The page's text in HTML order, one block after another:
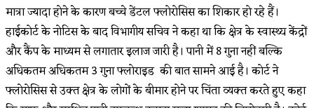
मात्रा ज्यादा होने के कारण बच्चे डेंटल फ्लोरोसिस का शिकार हो रहे हैं।
हाईकोर्ट के नोटिस के बाद विभागीय सचिव ने कहा था कि क्षेत्र के स्वास्थ्य केंद्रों
और कैंप के माध्यम से लगातार इलाज जारी है। पानी में 8 गुना नहीं बल्कि
अधिकतम अधिकतम 3 गुना फ्लोराइड की बात सामने आई है। कोर्ट ने
फ्लोरोसिस से उक्त क्षेत्र के लोगों के बीमार होने पर चिंता व्यक्त करते हुए कहा